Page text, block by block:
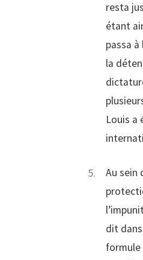
resta
étant
passa
la
Louis a
Au sein
dit
formule